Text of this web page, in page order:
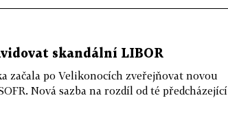
skandální LIBOR
začala po Velikonocích zveřejňovat novou
Nová sazba na rozdíl od té předcházející